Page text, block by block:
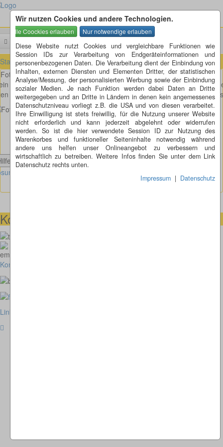
Wir nutzen Cookies und andere Technologien.
Diese Website nutzt Cookies und vergleichbare Funktionen wie
Session IDs zur Verarbeitung von Endgeräteinformationen und
personenbezogenen Daten. Die Verarbeitung dient der Einbindung von
Inhalten, externen Diensten und Elementen Dritter, der statistischen
Analyse/Messung, der personalisierten Werbung sowie der Einbindung
sozialer Medien. Je nach Funktion werden dabei Daten an Dritte
weitergegeben und an Dritte in Ländern in denen kein angemessenes
Datenschutzniveau vorliegt z.B. die USA und von diesen verarbeitet.
Ihre Einwilligung ist stets freiwillig, für die Nutzung unserer Website
nicht erforderlich und kann jederzeit abgelehnt oder widerrufen
werden. So ist die hier verwendete Session ID zur Nutzung des
Warenkorbes und funktioneller Seiteninhalte notwendig während
andere uns helfen unser Onlineangebot zu verbessern und
wirtschaftlich zu betreiben. Weitere Infos finden Sie unter dem Link
Datenschutz rechts unten.
Impressum | Datenschutz
Startseite » Fotorätsel » Fotorätsel 211 bis 220 » Fotorätsel 217
Fotorätsel 217
letzter Flohmarktbesuch war ein voller Erfolg. Diesen
Kupferstich habe ich günstig bekommen. Oder ist es etwas
anzeigen
Fotorätsel 217 anzeigen
Kontaktmöglichkeiten
Kontakt
Link zur klassischen Website